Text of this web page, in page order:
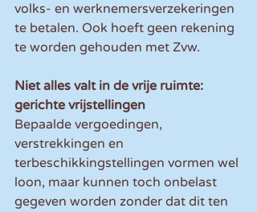
volks- en werknemersverzekeringen
te betalen. Ook hoeft geen rekening
te worden gehouden met Zvw.
Niet alles valt in de vrije ruimte:
gerichte vrijstellingen
Bepaalde vergoedingen,
verstrekkingen en
terbeschikkingstellingen vormen wel
loon, maar kunnen toch onbelast
gegeven worden zonder dat dit ten